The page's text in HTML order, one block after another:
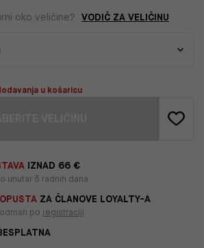
oko veličine? VODIČ ZA VELIČINU
u košaricu
IZNAD 66 €
unutar 5 radnih dana
ZA ČLANOVE LOYALTY-A
po registraciji